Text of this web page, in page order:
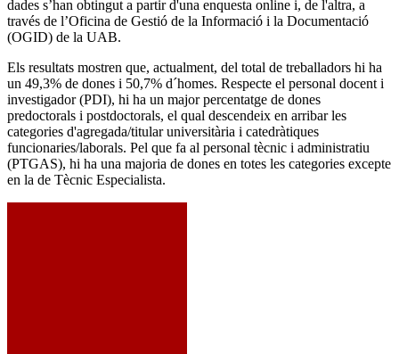
dades s’han obtingut a partir d'una enquesta online i, de l'altra, a
través de l’Oficina de Gestió de la Informació i la Documentació
(OGID) de la UAB.
Els resultats mostren que, actualment, del total de treballadors hi ha
un 49,3% de dones i 50,7% d´homes. Respecte el personal docent i
investigador (PDI), hi ha un major percentatge de dones
predoctorals i postdoctorals, el qual descendeix en arribar les
categories d'agregada/titular universitària i catedràtiques
funcionaries/laborals. Pel que fa al personal tècnic i administratiu
(PTGAS), hi ha una majoria de dones en totes les categories excepte
en la de Tècnic Especialista.